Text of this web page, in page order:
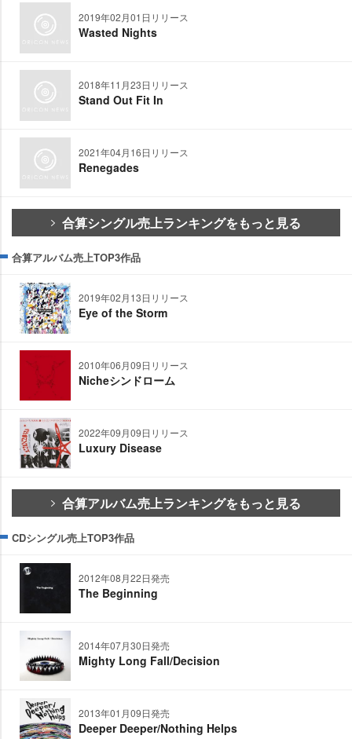
2019年02月01日リリース
Wasted Nights
2018年11月23日リリース
Stand Out Fit In
2021年04月16日リリース
Renegades
合算シングル売上ランキングをもっと見る
合算アルバム売上TOP3作品
2019年02月13日リリース
Eye of the Storm
2010年06月09日リリース
Nicheシンドローム
2022年09月09日リリース
Luxury Disease
合算アルバム売上ランキングをもっと見る
CDシングル売上TOP3作品
2012年08月22日発売
The Beginning
2014年07月30日発売
Mighty Long Fall/Decision
2013年01月09日発売
Deeper Deeper/Nothing Helps